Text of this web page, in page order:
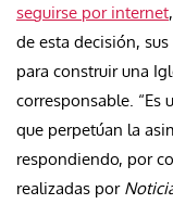
seguirse por internet
de esta decisión,
para construir una
corresponsable. “Es
que perpetúan la
respondiendo, por
realizadas por